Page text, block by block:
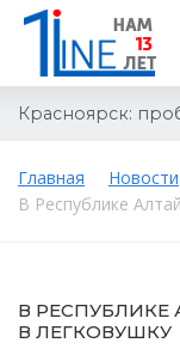
Красноярск:
Главная Новости
В Республике
В РЕСПУБЛИКЕ
В ЛЕГКОВУШКУ